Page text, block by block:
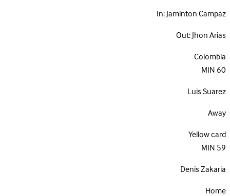
In:Jaminton Campaz
Out:Jhon Arias
Colombia
60
MIN
Luis Suarez
Away
Yellow card
59
MIN
Denis Zakaria
Home